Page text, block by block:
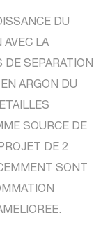
DU
AVEC LA
SEPARATION
ARGON DU
SOURCE DE
DE 2
SONT